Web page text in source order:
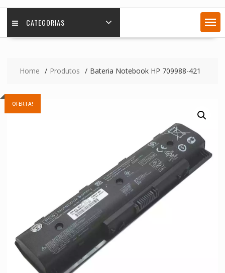
CATEGORIAS
Home Produtos Bateria Notebook HP 709988-421
OFERTA!